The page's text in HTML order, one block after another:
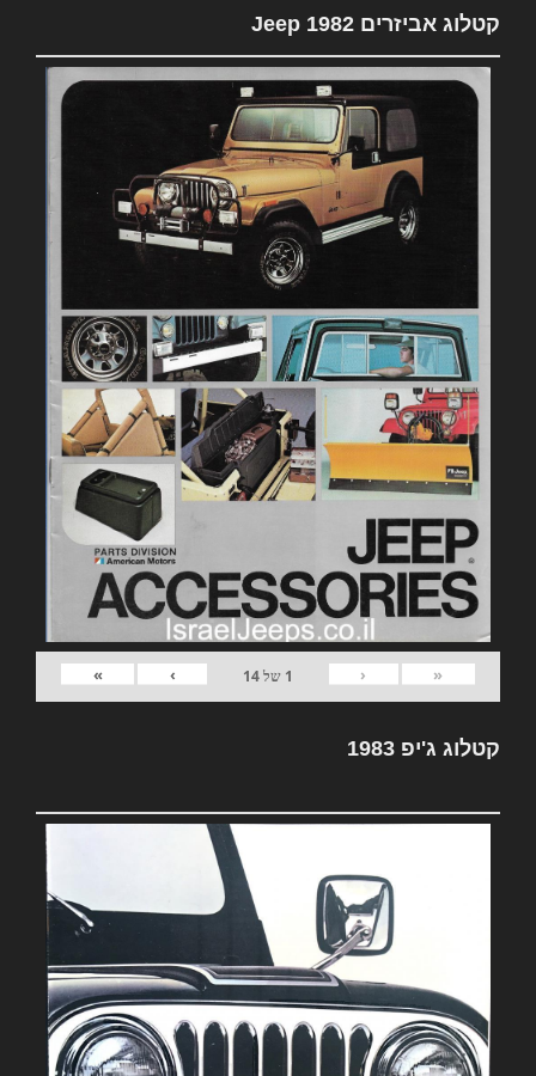
קטלוג אביזרים 1982 Jeep
«
‹
1 של14
›
»
קטלוג ג'יפ 1983